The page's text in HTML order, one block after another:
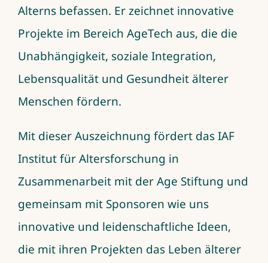
Alterns befassen. Er zeichnet innovative
Projekte im Bereich AgeTech aus, die die
Unabhängigkeit, soziale Integration,
Lebensqualität und Gesundheit älterer
Menschen fördern.
Mit dieser Auszeichnung fördert das IAF
Institut für Altersforschung in
Zusammenarbeit mit der Age Stiftung und
gemeinsam mit Sponsoren wie uns
innovative und leidenschaftliche Ideen,
die mit ihren Projekten das Leben älterer